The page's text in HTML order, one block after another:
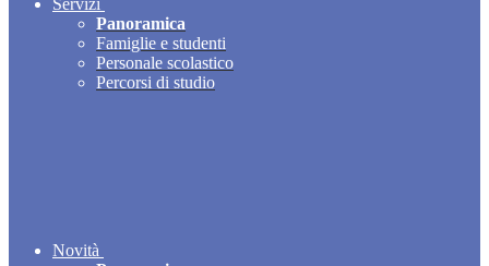
Servizi
Panoramica
Famiglie e studenti
Personale scolastico
Percorsi di studio
Novità